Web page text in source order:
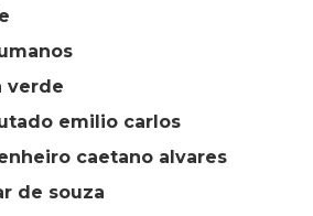
verde
emilio carlos
caetano alvares
de souza